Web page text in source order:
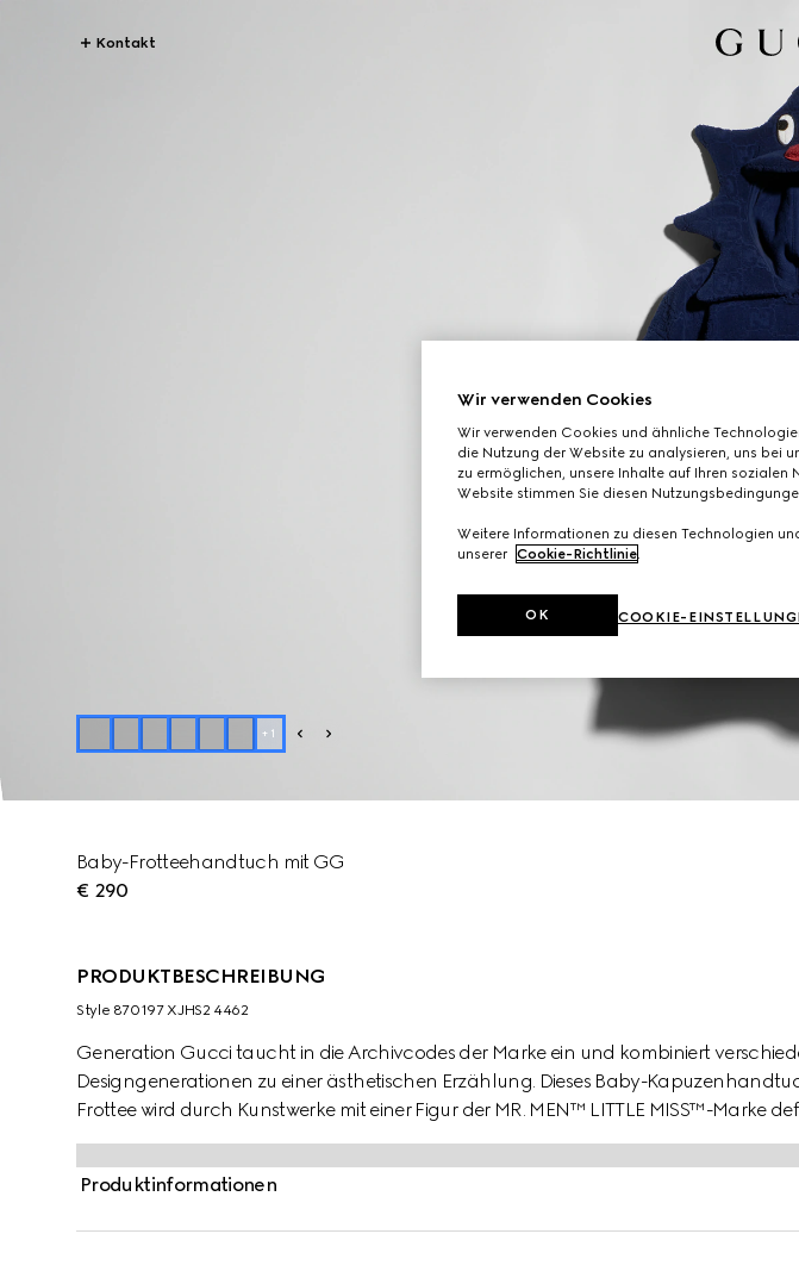
Kontakt
+ 1
Baby-Frotteehandtuch mit GG
€ 290
PRODUKTBESCHREIBUNG
Style ‎870197 XJHS2 4462
Generation Gucci taucht in die Archivcodes der Marke ein und kombiniert
Designgenerationen zu einer ästhetischen Erzählung. Dieses Baby-
Frottee wird durch Kunstwerke mit einer Figur der MR. MEN™ LITTLE MISS™-Marke
Produktinformationen
Wir verwenden Cookies
Wir verwenden Cookies und ähnliche
die Nutzung der Website zu analysieren, uns bei
zu ermöglichen, unsere Inhalte auf Ihren sozialen
Website stimmen Sie diesen
Weitere Informationen zu diesen Technologien
unserer Cookie-Richtlinie.
COOKIE-
OK